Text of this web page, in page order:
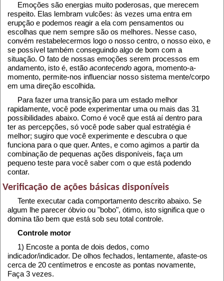
Emoções são energias muito poderosas, que merecem
respeito. Elas lembram vulcões: às vezes uma entra em
erupção e podemos reagir a ela com pensamentos ou
escolhas que nem sempre são os melhores. Nesse caso,
convém restabelecermos logo o nosso centro, o nosso eixo, e
se possível também conseguindo algo de bom com a
situação. O fato de nossas emoções serem processos em
andamento, isto é, estão acontecendo agora, momento-a-
momento, permite-nos influenciar nosso sistema mente/corpo
em uma direção escolhida.
Para fazer uma transição para um estado melhor
rapidamente, você pode experimentar uma ou mais das 31
possibilidades abaixo. Como é você que está aí dentro para
ter as percepções, só você pode saber qual estratégia é
melhor; sugiro que você experimente e descubra o que
funciona para o que quer. Antes, e como agimos a partir da
combinação de pequenas ações disponíveis, faça um
pequeno teste para você saber com o que está podendo
contar.
Verificação de ações básicas disponíveis
Tente executar cada comportamento descrito abaixo. Se
algum lhe parecer óbvio ou "bobo", ótimo, isto significa que o
domina tão bem que está sob seu total controle.
Controle motor
1) Encoste a ponta de dois dedos, como
indicador/indicador. De olhos fechados, lentamente, afaste-os
cerca de 20 centímetros e encoste as pontas novamente,
Faça 3 vezes.